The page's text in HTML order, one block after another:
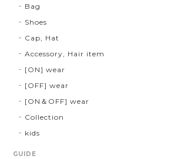
Bag
Shoes
Cap, Hat
Accessory, Hair item
[ON] wear
[OFF] wear
[ON＆OFF] wear
Collection
kids
GUIDE